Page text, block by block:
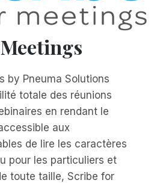
by Pneuma Solutions
totale des réunions
en rendant le
aux
de lire les caractères
pour les particuliers et
toute taille, Scribe for